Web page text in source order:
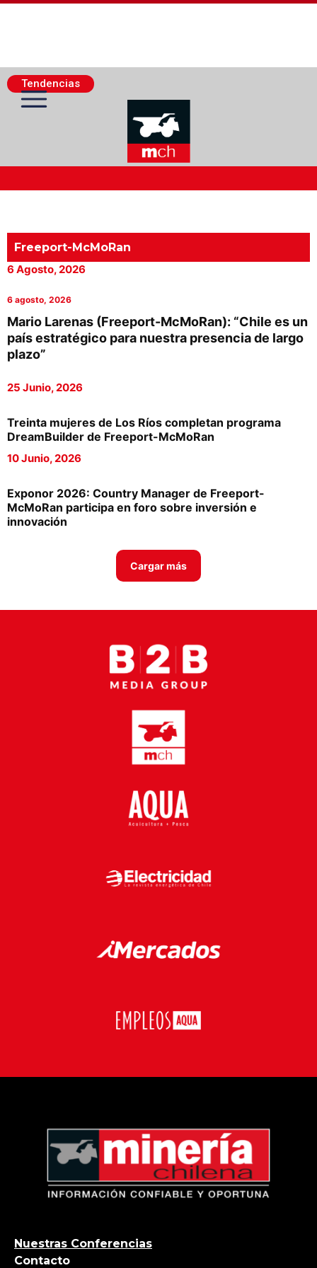
Tendencias
Actualidad Minera
Minería Superficie
Proveedores
Canal Digital
Columnas de Opinión
Designaciones
Calendario de Eventos
Siguenos
Freeport-McMoRan
6 Agosto, 2026
6 agosto, 2026
Mario Larenas (Freeport-McMoRan): “Chile es un
país estratégico para nuestra presencia de largo
plazo”
25 Junio, 2026
Treinta mujeres de Los Ríos completan programa
DreamBuilder de Freeport-McMoRan
10 Junio, 2026
Exponor 2026: Country Manager de Freeport-
McMoRan participa en foro sobre inversión e
innovación
Cargar más
Nuestras Conferencias
Contacto